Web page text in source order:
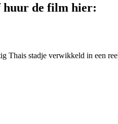
huur de film hier:
Thais stadje verwikkeld in een